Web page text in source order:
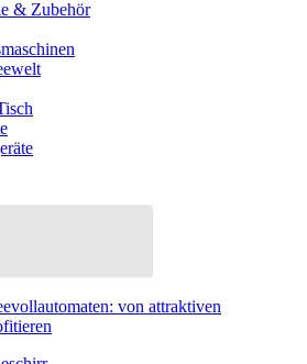
& Zubehör
von attraktiven